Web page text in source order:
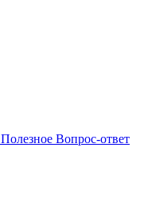
Полезное Вопрос-ответ